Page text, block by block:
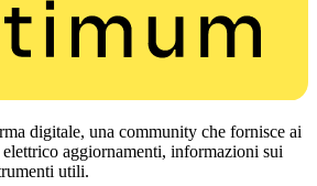
digitale, una community che fornisce ai
aggiornamenti, informazioni sui
utili.